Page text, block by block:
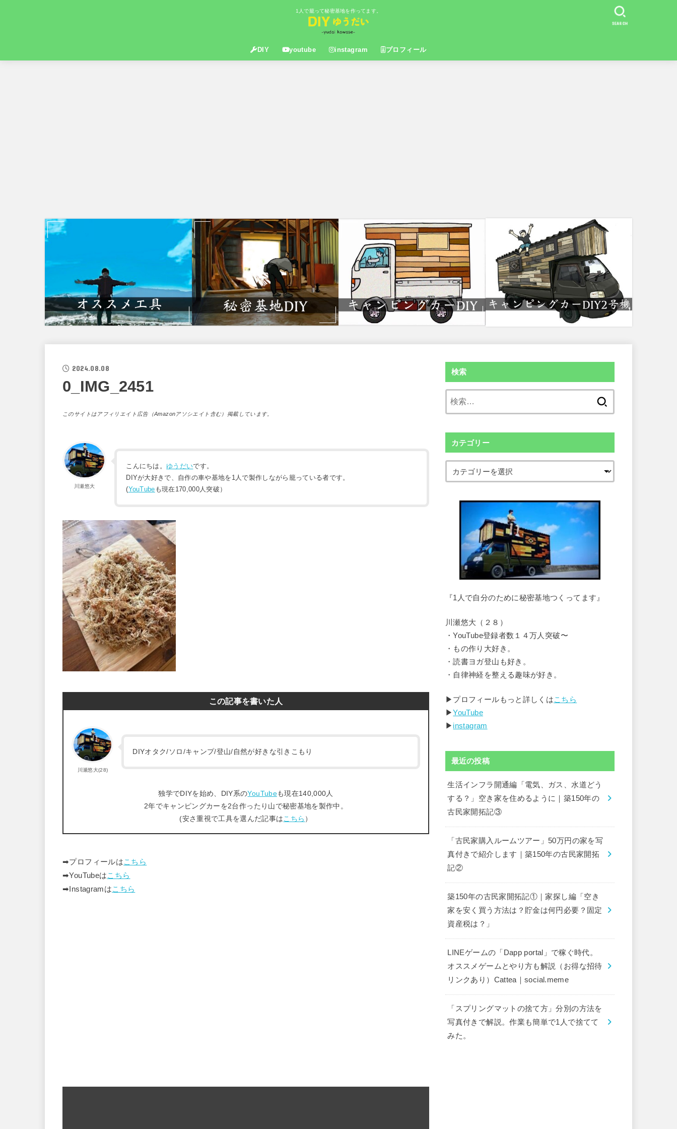
1人で籠って秘密基地を作ってます。
DIY youtube instagram プロフィール
SEARCH
2024.08.08
0_IMG_2451
このサイトはアフィリエイト広告（Amazonアソシエイト含む）掲載しています。
川瀬悠大
こんにちは。ゆうだいです。
DIYが大好きで、自作の車や基地を1人で製作しながら籠っている者です。
(YouTube も現在170,000人突破）
この記事を書いた人
川瀬悠大(28)
DIYオタク/ソロ/キャンプ/登山/自然が好きな引きこもり
独学でDIYを始め、DIY系のYouTubeも現在140,000人
2年でキャンピングカーを2台作ったり山で秘密基地を製作中。
(安さ重視で工具を選んだ記事はこちら ）
➡︎プロフィールはこちら
➡︎YouTubeはこちら
➡︎Instagramはこちら
検索
カテゴリー
『1人で自分のために秘密基地つくってます』
川瀬悠大（２８）
・YouTube登録者数１４万人突破〜
・もの作り大好き。
・読書ヨガ登山も好き。
・自律神経を整える趣味が好き。
▶︎プロフィールもっと詳しくはこちら
▶︎YouTube
▶︎ instagram
最近の投稿
生活インフラ開通編「電気、ガス、水道どう
する？」空き家を住めるように｜築150年の
古民家開拓記③
「古民家購入ルームツアー」50万円の家を写
真付きで紹介します｜築150年の古民家開拓
記②
築150年の古民家開拓記①｜家探し編「空き
家を安く買う方法は？貯金は何円必要？固定
資産税は？」
LINEゲームの「Dapp portal」で稼ぐ時代。
オススメゲームとやり方も解説（お得な招待
リンクあり）Cattea｜social.meme
「スプリングマットの捨て方」分別の方法を
写真付きで解説。作業も簡単で1人で捨てて
みた。